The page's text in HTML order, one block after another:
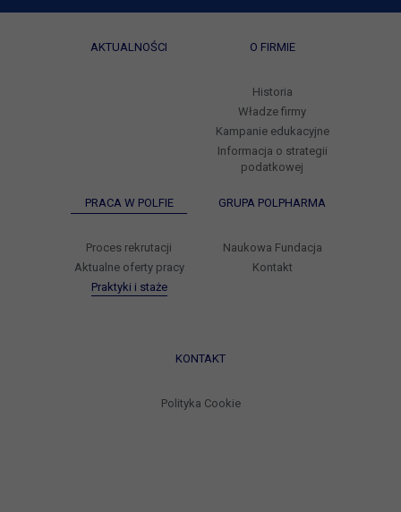
AKTUALNOŚCI O FIRMIE
Historia
Władze firmy
Kampanie edukacyjne
Informacja o strategii
podatkowej
PRACA W POLFIE
Proces rekrutacji
Aktualne oferty pracy
Praktyki i staże
GRUPA POLPHARMA
Naukowa Fundacja
Kontakt
KONTAKT
Polityka Cookie